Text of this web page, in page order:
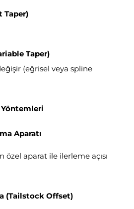
Taper)
Taper)
(eğrisel veya spline
Aparatı
özel aparat ile ilerleme açısı
(Tailstock Offset)